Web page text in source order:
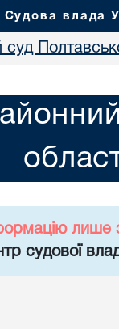
Судова влада
лише
судової